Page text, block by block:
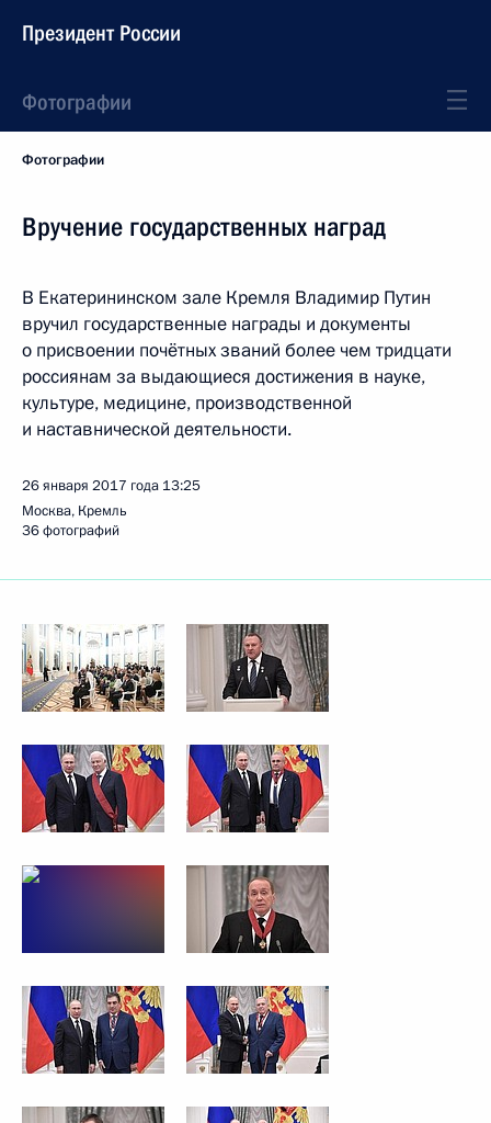
Президент России
Фотографии
Фотографии
Вручение государственных наград
В Екатерининском зале Кремля Владимир Путин
вручил государственные награды и документы
о присвоении почётных званий более чем тридцати
россиянам за выдающиеся достижения в науке,
культуре, медицине, производственной
и наставнической деятельности.
26 января 2017 года 13:25
Москва, Кремль
36 фотографий